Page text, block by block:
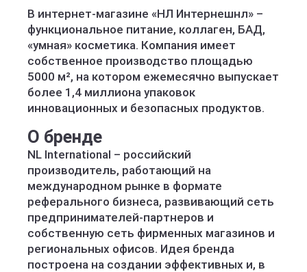
В интернет-магазине «НЛ Интернешнл» –
функциональное питание, коллаген, БАД,
«умная» косметика. Компания имеет
собственное производство площадью
5000 м², на котором ежемесячно выпускает
более 1,4 миллиона упаковок
инновационных и безопасных продуктов.
О бренде
NL International – российский
производитель, работающий на
международном рынке в формате
реферального бизнеса, развивающий сеть
предпринимателей-партнеров и
собственную сеть фирменных магазинов и
региональных офисов. Идея бренда
построена на создании эффективных и, в